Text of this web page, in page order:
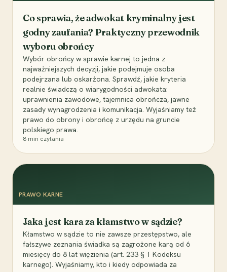
Co sprawia, że adwokat kryminalny jest
godny zaufania? Praktyczny przewodnik
wyboru obrońcy
Wybór obrońcy w sprawie karnej to jedna z
najważniejszych decyzji, jakie podejmuje osoba
podejrzana lub oskarżona. Sprawdź, jakie kryteria
realnie świadczą o wiarygodności adwokata:
uprawnienia zawodowe, tajemnica obrończa, jawne
zasady wynagrodzenia i komunikacja. Wyjaśniamy też
prawo do obrony i obrońcę z urzędu na gruncie
polskiego prawa.
8 min czytania
PRAWO KARNE
Jaka jest kara za kłamstwo w sądzie?
Kłamstwo w sądzie to nie zawsze przestępstwo, ale
fałszywe zeznania świadka są zagrożone karą od 6
miesięcy do 8 lat więzienia (art. 233 § 1 Kodeksu
karnego). Wyjaśniamy, kto i kiedy odpowiada za